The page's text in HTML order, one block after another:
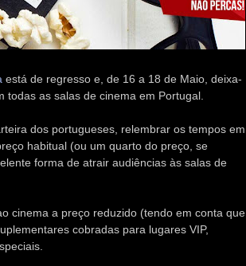
está de regresso e, de 16 a 18 de Maio, deixa-
as salas de cinema em Portugal.
dos portugueses, relembrar os tempos em
habitual (ou um quarto do preço, se
forma de atrair audiências às salas de
cinema a preço reduzido (tendo em conta que
cobradas para lugares VIP,